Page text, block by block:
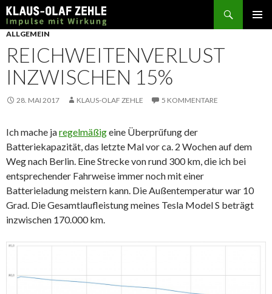
Suchen
SPRINGE
ZUM
INHALT
ALLGEMEIN
REICHWEITENVERLUST
INZWISCHEN 15%
28. MAI 2017 KLAUS-OLAF ZEHLE 5 KOMMENTARE
Ich mache jaregelmäßigeine Überprüfung der
Batteriekapazität, das letzte Mal vor ca. 2 Wochen auf dem
Weg nach Berlin. Eine Strecke von rund 300 km, die ich bei
entsprechender Fahrweise immer noch mit einer
Batterieladung meistern kann. Die Außentemperatur war 10
Grad. Die Gesamtlaufleistung meines Tesla Model S beträgt
inzwischen 170.000 km.